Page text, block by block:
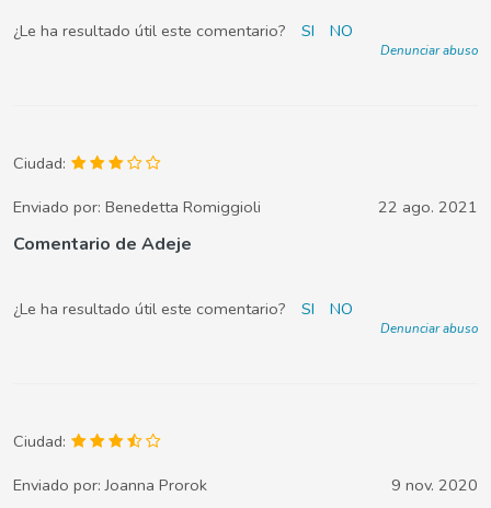
¿Le ha resultado útil este comentario? SI NO
Denunciar abuso
Ciudad:
Enviado por: Benedetta Romiggioli 22 ago. 2021
Comentario de Adeje
¿Le ha resultado útil este comentario? SI NO
Denunciar abuso
Ciudad:
Enviado por:Joanna Prorok 9 nov. 2020